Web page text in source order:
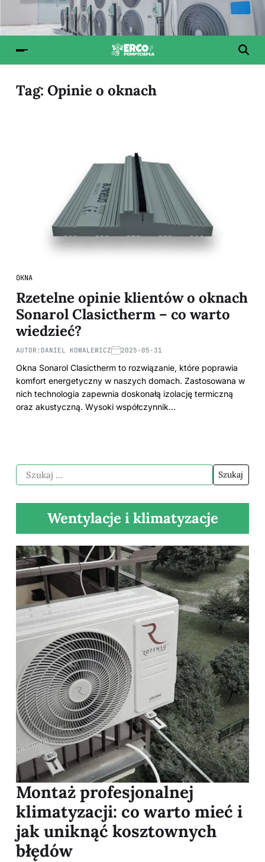
Tag: Opinie o oknach
OKNA
Rzetelne opinie klientów o oknach
Sonarol Clasictherm – co warto
wiedzieć?
AUTOR: DANIEL KOWALEWICZ 2025-05-31
Okna Sonarol Clasictherm to rozwiązanie, które poprawia
komfort energetyczny w naszych domach. Zastosowana w
nich technologia zapewnia doskonałą izolację termiczną
oraz akustyczną. Wysoki współczynnik…
Wentylacje i klimatyzacje
Montaż profesjonalnej
klimatyzacji: co warto mieć i
jak uniknąć kosztownych
błędów